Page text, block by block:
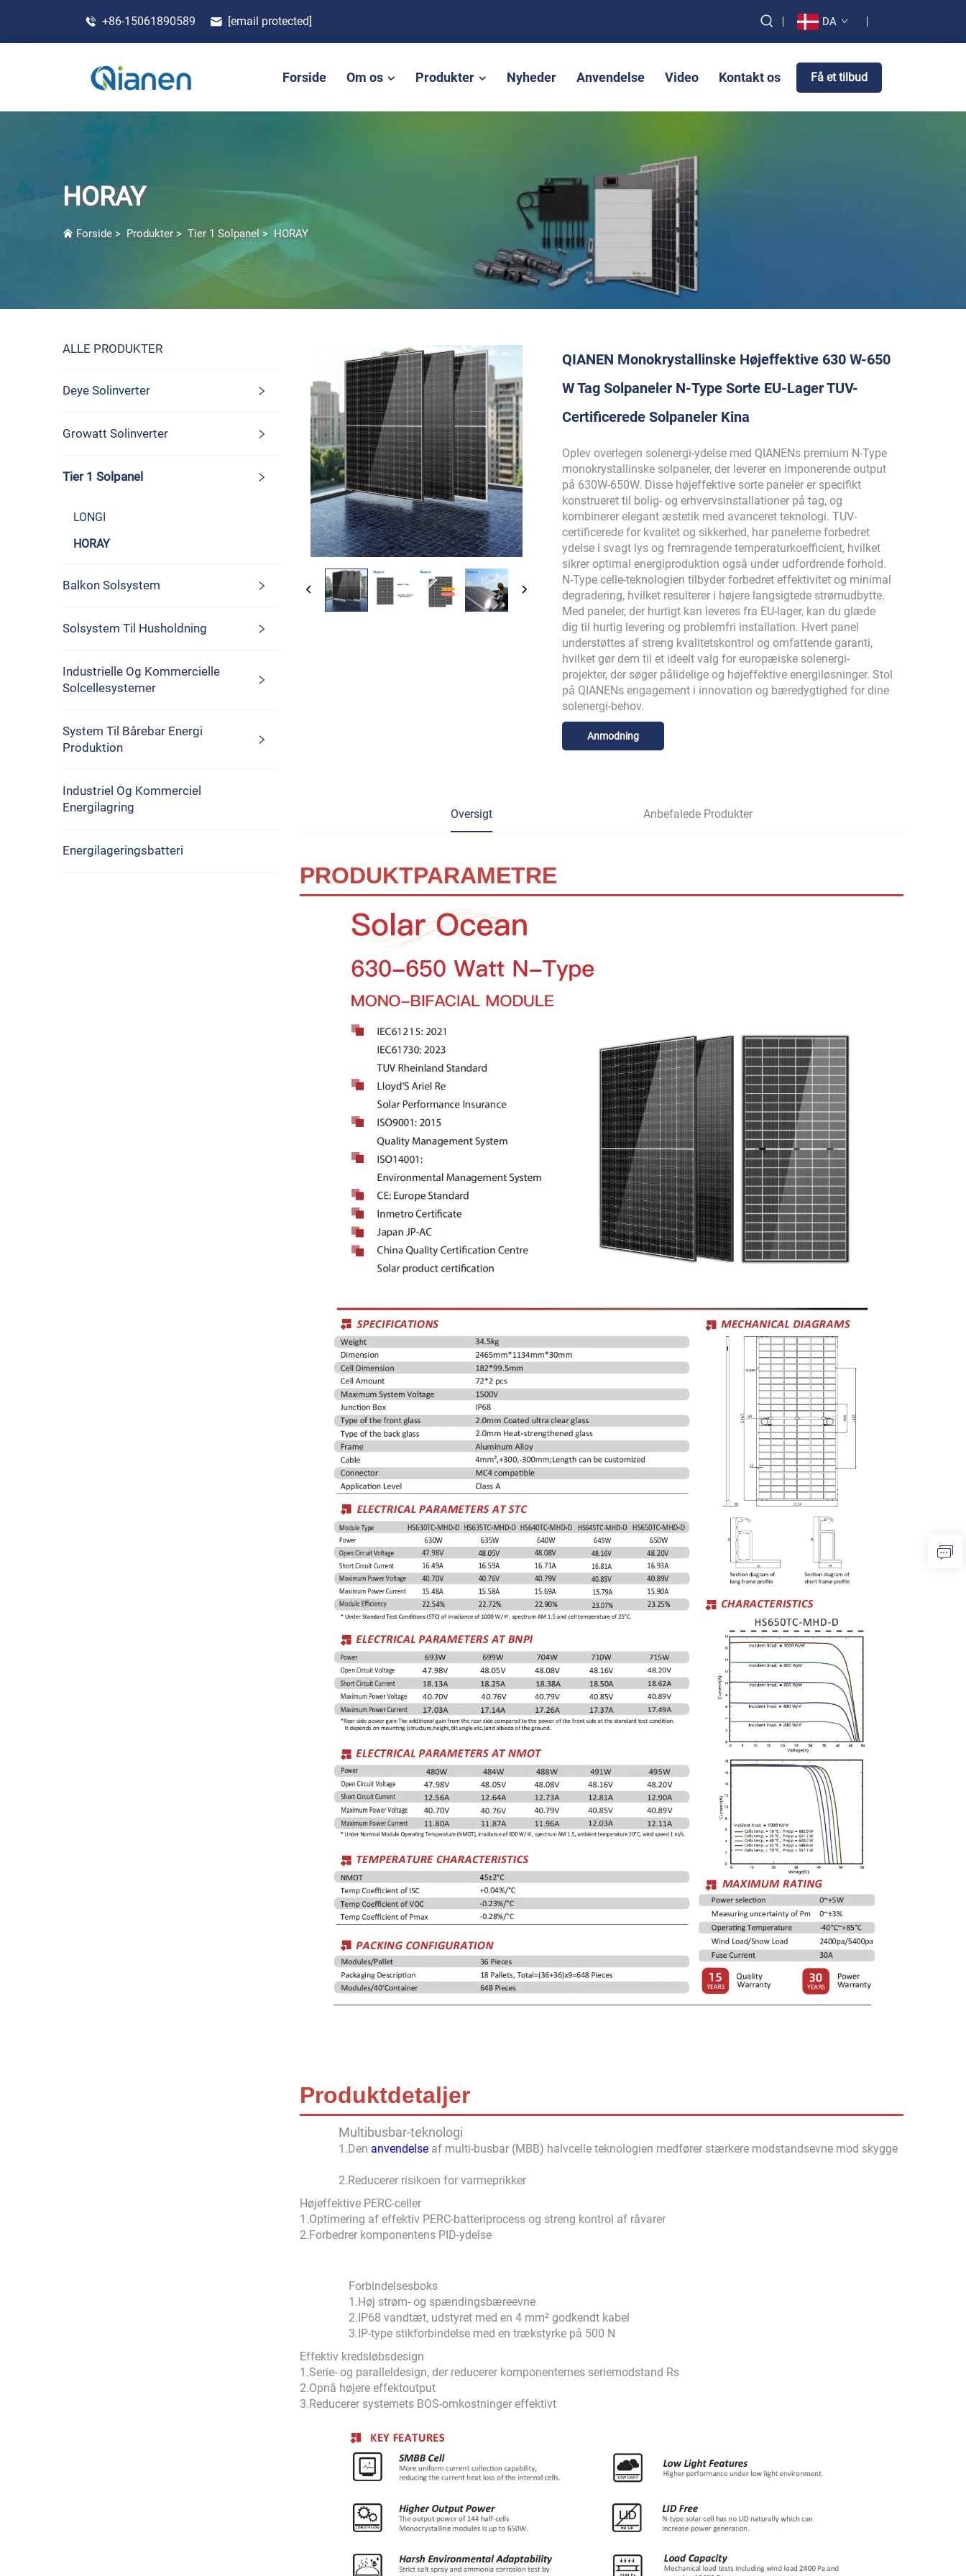
+86-15061890589 [email protected] DA
Forside Om os Produkter Nyheder Anvendelse Video Kontakt os Få et tilbud
HORAY
Forside > Produkter > Tier 1 Solpanel> HORAY
ALLE PRODUKTER
Deye Solinverter
Growatt Solinverter
Tier 1 Solpanel
LONGI
HORAY
Balkon Solsystem
Solsystem Til Husholdning
Industrielle Og Kommercielle
Solcellesystemer
System Til Bårebar Energi
Produktion
Industriel Og Kommerciel
Energilagring
Energilageringsbatteri
QIANEN Monokrystallinske Højeffektive 630 W-650
W Tag Solpaneler N-Type Sorte EU-Lager TUV-
Certificerede Solpaneler Kina
Oplev overlegen solenergi-ydelse med QIANENs premium N-Type
monokrystallinske solpaneler, der leverer en imponerende output
på 630W-650W. Disse højeffektive sorte paneler er specifikt
konstrueret til bolig- og erhvervsinstallationer på tag, og
kombinerer elegant æstetik med avanceret teknologi. TUV-
certificerede for kvalitet og sikkerhed, har panelerne forbedret
ydelse i svagt lys og fremragende temperaturkoefficient, hvilket
sikrer optimal energiproduktion også under udfordrende forhold.
N-Type celle-teknologien tilbyder forbedret effektivitet og minimal
degradering, hvilket resulterer i højere langsigtede strømudbytte.
Med paneler, der hurtigt kan leveres fra EU-lager, kan du glæde
dig til hurtig levering og problemfri installation. Hvert panel
understøttes af streng kvalitetskontrol og omfattende garanti,
hvilket gør dem til et ideelt valg for europæiske solenergi-
projekter, der søger pålidelige og højeffektive energiløsninger. Stol
på QIANENs engagement i innovation og bæredygtighed for dine
solenergi-behov.
Anmodning
Oversigt Anbefalede Produkter
PRODUKTPARAMETRE
Produktdetaljer
Multibusbar-teknologi
1.Den anvendelse af multi-busbar (MBB) halvcelle teknologien medfører stærkere modstandsevne mod skygge
2.Reducerer risikoen for varmeprikker
Højeffektive PERC-celler
1.Optimering af effektiv PERC-batteriprocess og streng kontrol af råvarer
2.Forbedrer komponentens PID-ydelse
Forbindelsesboks
1.Høj strøm- og spændingsbæreevne
2.IP68 vandtæt, udstyret med en 4 mm² godkendt kabel
3.IP-type stikforbindelse med en trækstyrke på 500 N
Effektiv kredsløbsdesign
1.Serie- og paralleldesign, der reducerer komponenternes seriemodstand Rs
2.Opnå højere effektoutput
3.Reducerer systemets BOS-omkostninger effektivt